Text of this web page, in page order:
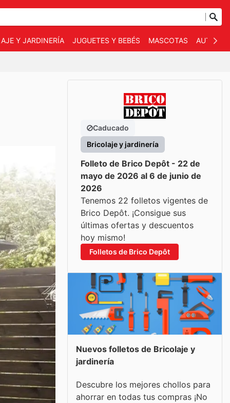
Y JARDINERÍA JUGUETES Y BEBÉS MASCOTAS AUTO Y
Caducado
Bricolaje y jardinería
Folleto de Brico Depôt - 22 de
mayo de 2026 al 6 de junio de
2026
Tenemos 22 folletos vigentes de
Brico Depôt. ¡Consigue sus
últimas ofertas y descuentos
hoy mismo!
Folletos de Brico Depôt
Nuevos folletos de Bricolaje y
jardinería
Descubre los mejores chollos para
ahorrar en todas tus compras ¡No